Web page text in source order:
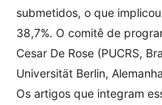
submetidos, o que
38,7%. O comitê de
Cesar De Rose (PUCRS,
Universität Berlin,
Os artigos que integram